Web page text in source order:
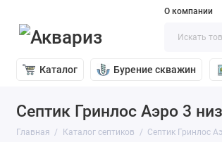
О компании
Каталог Бурение скважин
Септик Гринлос Аэро 3
Главная Каталог септиков Септик Гринлос